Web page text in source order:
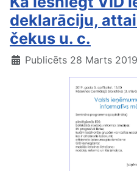
deklarāciju,
čekus u. c.
Publicēts 28 Marts 2019